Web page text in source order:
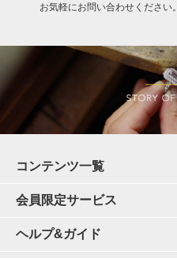
お気軽にお問い合わせください。
コンテンツ一覧
会員限定サービス
ヘルプ&ガイド